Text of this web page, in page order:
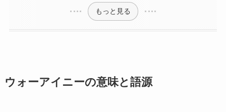
もっと見る
ウォーアイニーの意味と語源